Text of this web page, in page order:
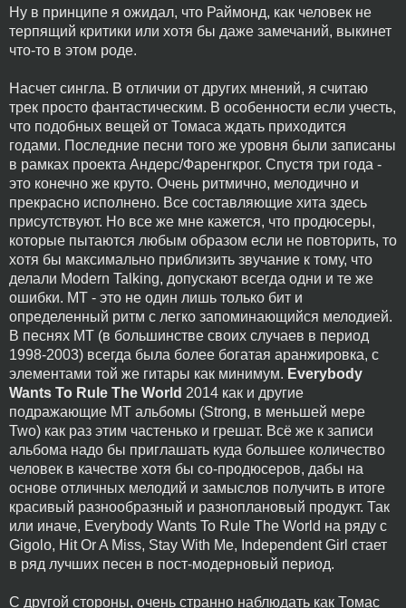
Ну в принципе я ожидал, что Раймонд, как человек не
терпящий критики или хотя бы даже замечаний, выкинет
что-то в этом роде.
Насчет сингла. В отличии от других мнений, я считаю
трек просто фантастическим. В особенности если учесть,
что подобных вещей от Томаса ждать приходится
годами. Последние песни того же уровня были записаны
в рамках проекта Андерс/Фаренгкрог. Спустя три года -
это конечно же круто. Очень ритмично, мелодично и
прекрасно исполнено. Все составляющие хита здесь
присутствуют. Но все же мне кажется, что продюсеры,
которые пытаются любым образом если не повторить, то
хотя бы максимально приблизить звучание к тому, что
делали Modern Talking, допускают всегда одни и те же
ошибки. МТ - это не один лишь только бит и
определенный ритм с легко запоминающийся мелодией.
В песнях МТ (в большинстве своих случаев в период
1998-2003) всегда была более богатая аранжировка, с
элементами той же гитары как минимум. Everybody
Wants To Rule The World 2014 как и другие
подражающие МТ альбомы (Strong, в меньшей мере
Two) как раз этим частенько и грешат. Всё же к записи
альбома надо бы приглашать куда большее количество
человек в качестве хотя бы со-продюсеров, дабы на
основе отличных мелодий и замыслов получить в итоге
красивый разнообразный и разноплановый продукт. Так
или иначе, Everybody Wants To Rule The World на ряду с
Gigolo, Hit Or A Miss, Stay With Me, Independent Girl стает
в ряд лучших песен в пост-модерновый период.
С другой стороны, очень странно наблюдать как Томас